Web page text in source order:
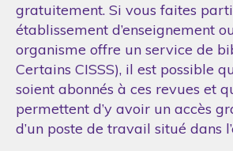
gratuitement. Si vous faites
établissement d’enseignement
organisme offre un service de
Certains CISSS), il est possible
soient abonnés à ces revues et
permettent d’y avoir un accès
d’un poste de travail situé dans